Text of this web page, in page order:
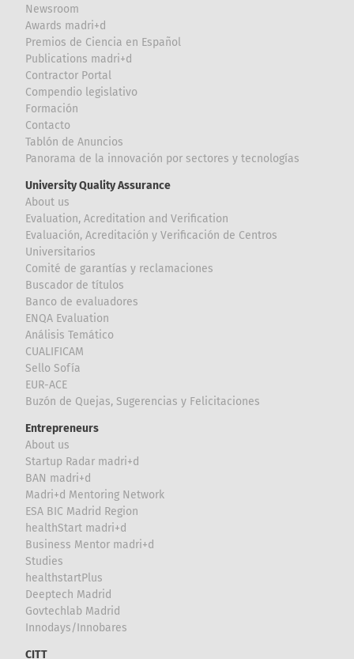
Newsroom
Awards madri+d
Premios de Ciencia en Español
Publications madri+d
Contractor Portal
Compendio legislativo
Formación
Contacto
Tablón de Anuncios
Panorama de la innovación por sectores y tecnologías
University Quality Assurance
About us
Evaluation, Acreditation and Verification
Evaluación, Acreditación y Verificación de Centros
Universitarios
Comité de garantías y reclamaciones
Buscador de títulos
Banco de evaluadores
ENQA Evaluation
Análisis Temático
CUALIFICAM
Sello Sofía
EUR-ACE
Buzón de Quejas, Sugerencias y Felicitaciones
Entrepreneurs
About us
Startup Radar madri+d
BAN madri+d
Madri+d Mentoring Network
ESA BIC Madrid Region
healthStart madri+d
Business Mentor madri+d
Studies
healthstartPlus
Deeptech Madrid
Govtechlab Madrid
Innodays/Innobares
CITT